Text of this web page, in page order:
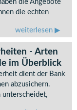
die Angebote
die echten
weiterlesen
- Arten
im Überblick
dient der Bank
abzusichern.